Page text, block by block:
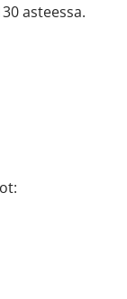
asteessa.